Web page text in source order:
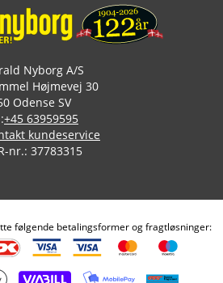
Nyborg A/S
Højmevej 30
Odense SV
+45 63959595
kundeservice
nr.: 37783315
følgende betalingsformer og fragtløsninger: